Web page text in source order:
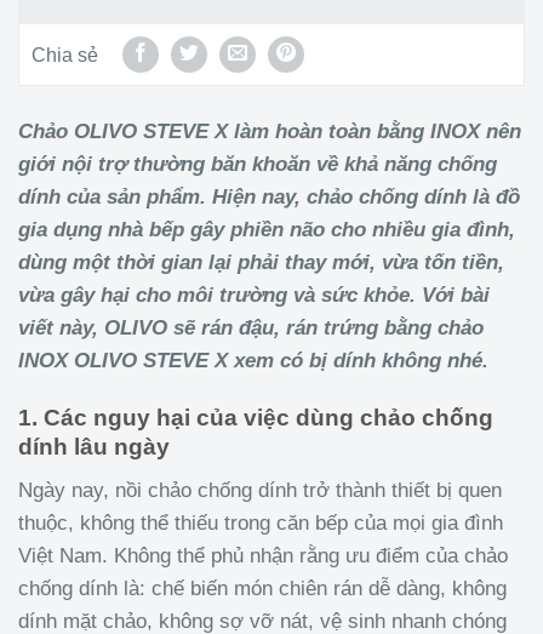
Chia sẻ
Chảo OLIVO STEVE X làm hoàn toàn bằng INOX nên
giới nội trợ thường băn khoăn về khả năng chống
dính của sản phẩm. Hiện nay, chảo chống dính là đồ
gia dụng nhà bếp gây phiền não cho nhiều gia đình,
dùng một thời gian lại phải thay mới, vừa tốn tiền,
vừa gây hại cho môi trường và sức khỏe. Với bài
viết này, OLIVO sẽ rán đậu, rán trứng bằng chảo
INOX OLIVO STEVE X xem có bị dính không nhé.
1. Các nguy hại của việc dùng chảo chống
dính lâu ngày
Ngày nay, nồi chảo chống dính trở thành thiết bị quen
thuộc, không thể thiếu trong căn bếp của mọi gia đình
Việt Nam. Không thể phủ nhận rằng ưu điểm của chảo
chống dính là: chế biến món chiên rán dễ dàng, không
dính mặt chảo, không sợ vỡ nát, vệ sinh nhanh chóng